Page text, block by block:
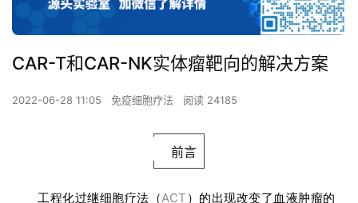
CAR-T和CAR-NK实体瘤靶向的解决方案
2022-06-28 11:05 免疫细胞疗法 阅读 24185
前言
工程化过继细胞疗法（ACT ）的出现改变了血液肿瘤的